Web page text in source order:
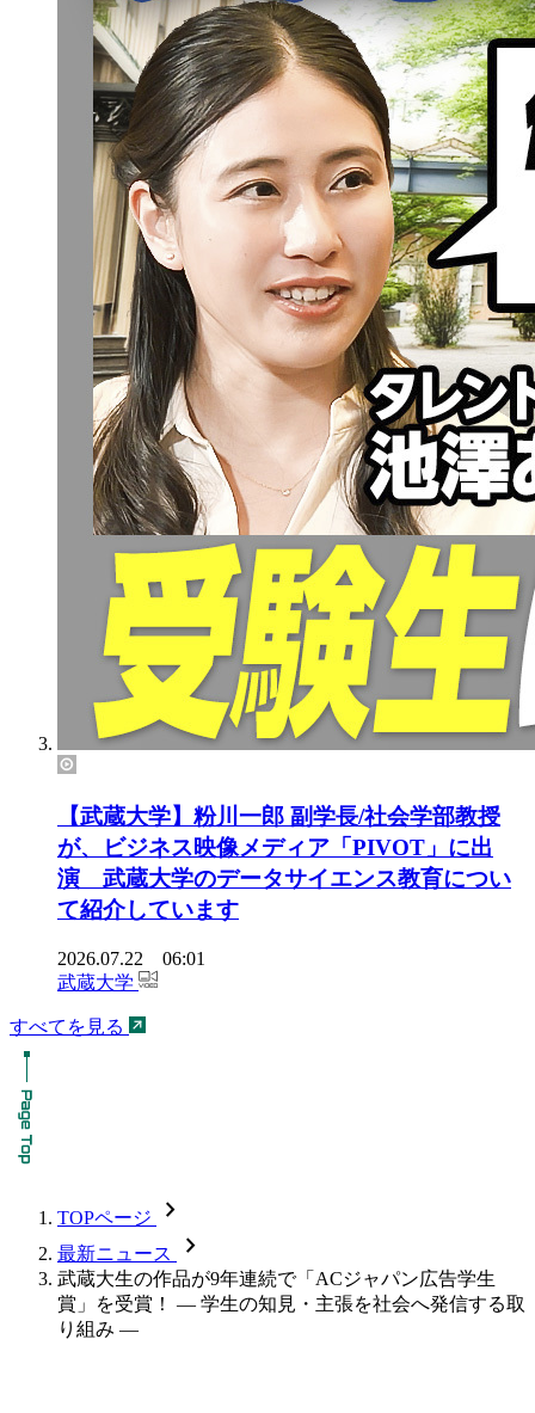
【武蔵大学】粉川一郎 副学長/社会学部教授
が、ビジネス映像メディア「PIVOT」に出
演 武蔵大学のデータサイエンス教育につい
て紹介しています
2026.07.22 06:01
武蔵大学
すべてを見る
TOPページ chevron_forward
最新ニュース chevron_forward
武蔵大生の作品が9年連続で「ACジャパン広告学生
賞」を受賞！ — 学生の知見・主張を社会へ発信する取
り組み —